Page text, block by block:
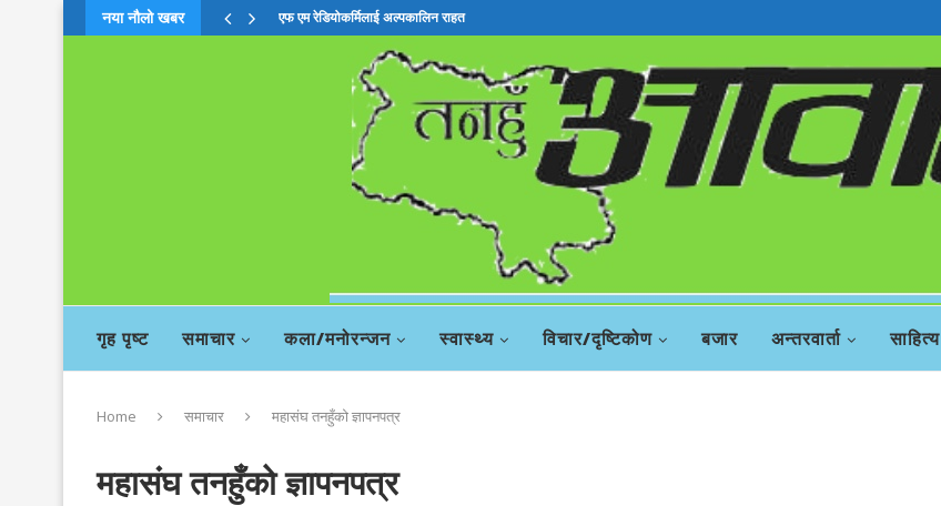
नया नौलो खबर चिया बहसमाः दाहालको सदस्यता खारेजी सिफारिस
गृह पृष्ट समाचार कला/मनोरन्जन स्वास्थ्य विचार/दृष्टिकोण बजार अन्तरवार्ता साहित्य
Home समाचार महासंघ तनहुँको ज्ञापनपत्र
महासंघ तनहुँको ज्ञापनपत्र